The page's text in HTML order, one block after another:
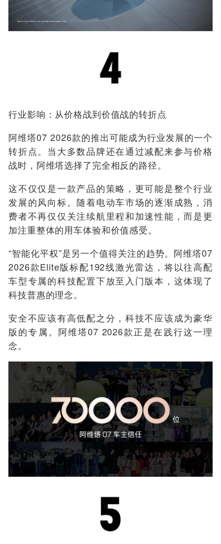
行业影响：从价格战到价值战的转折点
阿维塔07 2026款的推出可能成为行业发展的一个
转折点。当大多数品牌还在通过减配来参与价格
战时，阿维塔选择了完全相反的路径。
这不仅仅是一款产品的策略，更可能是整个行业
发展的风向标。随着电动车市场的逐渐成熟，消
费者不再仅仅关注续航里程和加速性能，而是更
加注重整体的用车体验和价值感受。
“智能化平权”是另一个值得关注的趋势。阿维塔07
2026款Elite版标配192线激光雷达，将以往高配
车型专属的科技配置下放至入门版本，这体现了
科技普惠的理念。
安全不应该有高低配之分，科技不应该成为豪华
版的专属。阿维塔07 2026款正是在践行这一理
念。